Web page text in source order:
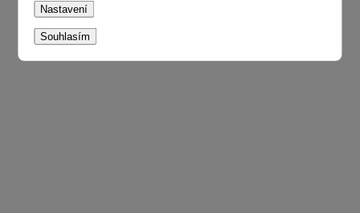
Nastavení
Souhlasím